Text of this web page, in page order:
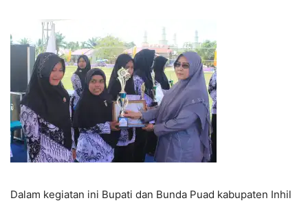
Dalam kegiatan ini Bupati dan Bunda Puad kabupaten Inhil